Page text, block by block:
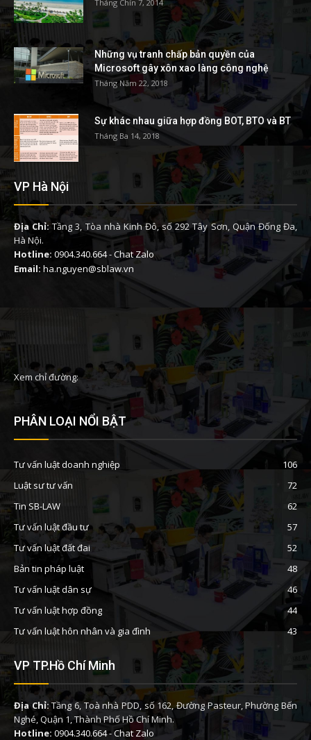
Tháng Chín 7, 2014
Những vụ tranh chấp bản quyền của
Microsoft gây xôn xao làng công nghệ
Tháng Năm 22, 2018
Sự khác nhau giữa hợp đồng BOT, BTO và BT
Tháng Ba 14, 2018
VP Hà Nội
Địa Chỉ: Tầng 3, Tòa nhà Kinh Đô, số 292 Tây Sơn, Quận Đống Đa,
Hà Nội.
Hotline: 0904.340.664-Chat Zalo
Email: ha.nguyen@sblaw.vn
Xem chỉ đường:
PHÂN LOẠI NỔI BẬT
Tư vấn luật doanh nghiệp
106
Luật sư tư vấn
72
Tin SB-LAW
62
Tư vấn luật đầu tư
57
Tư vấn luật đất đai
52
Bản tin pháp luật
48
Tư vấn luật dân sự
46
Tư vấn luật hợp đồng
44
Tư vấn luật hôn nhân và gia đình
43
VP TP.Hồ Chí Minh
Địa Chỉ:Tầng 6, Toà nhà PDD, số 162, Đường Pasteur, Phường Bến
Nghé, Quận 1, Thành Phố Hồ Chí Minh.
Hotline: 0904.340.664-Chat Zalo